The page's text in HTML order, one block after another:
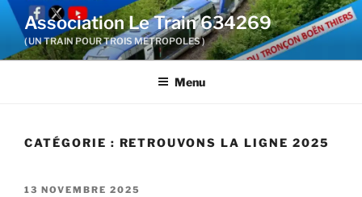
Aller
contenu
Association Le Train 634269
( UN TRAIN POUR TROIS METROPOLES )
Menu
CATÉGORIE : RETROUVONS LA LIGNE 2025
PUBLIÉ
13 NOVEMBRE 2025